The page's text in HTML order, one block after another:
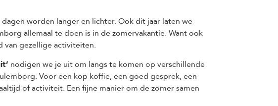
worden langer en lichter. Ook dit jaar laten we
allemaal te doen is in de zomervakantie. Want ook
van gezellige activiteiten.
nodigen we je uit om langs te komen op verschillende
Voor een kop koffie, een goed gesprek, een
of activiteit. Een fijne manier om de zomer samen